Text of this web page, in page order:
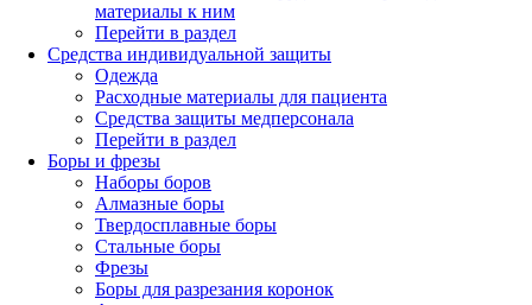
материалы к ним
Перейти в раздел
Средства индивидуальной защиты
Одежда
Расходные материалы для пациента
Средства защиты медперсонала
Перейти в раздел
Боры и фрезы
Наборы боров
Алмазные боры
Твердосплавные боры
Стальные боры
Фрезы
Боры для разрезания коронок